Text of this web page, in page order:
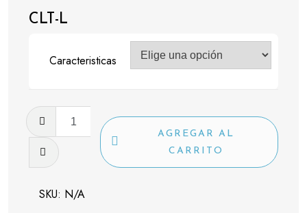
CLT-L
Caracteristicas
L
cantidad
AGREGAR AL
CARRITO
SKU: N/A